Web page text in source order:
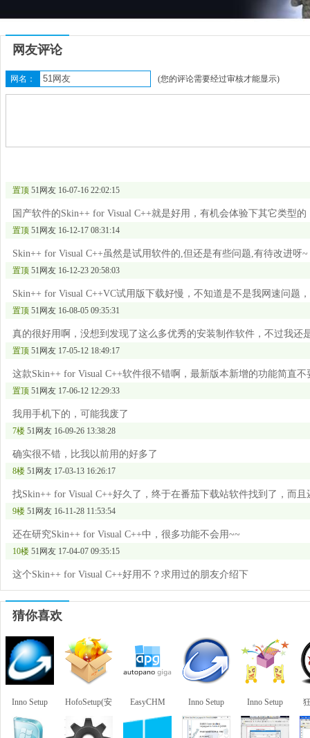
网友评论
网名： (您的评论需要经过审核才能显示)
置顶 51网友 16-07-16 22:02:15
国产软件的Skin++ for Visual C++就是好用，有机会体验下其它类型的
置顶 51网友 16-12-17 08:31:14
Skin++ for Visual C++虽然是试用软件的,但还是有些问题,有待改进呀~
置顶 51网友 16-12-23 20:58:03
Skin++ for Visual C++VC试用版下载好慢，不知道是不是我网速问
置顶 51网友 16-08-05 09:35:31
真的很好用啊，没想到发现了这么多优秀的安装制作软件，不过我还
置顶 51网友 17-05-12 18:49:17
这款Skin++ for Visual C++软件很不错啊，最新版本新增的功能简直
置顶 51网友 17-06-12 12:29:33
我用手机下的，可能我废了
7楼 51网友 16-09-26 13:38:28
确实很不错，比我以前用的好多了
8楼 51网友 17-03-13 16:26:17
找Skin++ for Visual C++好久了，终于在番茄下载站软件找到了，而
9楼 51网友 16-11-28 11:53:54
还在研究Skin++ for Visual C++中，很多功能不会用~~
10楼 51网友 17-04-07 09:35:15
这个Skin++ for Visual C++好用不？求用过的朋友介绍下
猜你喜欢
Inno Setup HofoSetup(安
装包制作大
EasyCHM Inno Setup Inno Setup